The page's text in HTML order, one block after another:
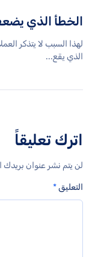
الخطأ الذي
لهذا السبب لا يتذكر
الذي يقع...
اترك تعليقاً
لن يتم نشر عنوان بريدك
التعليق*